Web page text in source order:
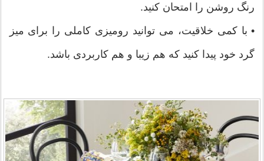
رنگ روشن را امتحان کنید.
• با کمی خلاقیت، می توانید رومیزی کاملی را برای میز
گرد خود پیدا کنید که هم زیبا و هم کاربردی باشد.